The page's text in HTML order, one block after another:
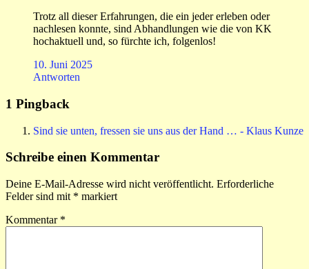
Trotz all dieser Erfahrungen, die ein jeder erleben oder
nachlesen konnte, sind Abhandlungen wie die von KK
hochaktuell und, so fürchte ich, folgenlos!
10. Juni 2025
Antworten
1 Pingback
Sind sie unten, fressen sie uns aus der Hand … - Klaus Kunze
Schreibe einen Kommentar
Deine E-Mail-Adresse wird nicht veröffentlicht. Erforderliche
Felder sind mit * markiert
Kommentar *